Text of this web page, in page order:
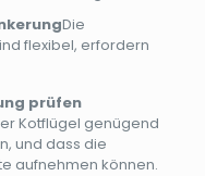
Die
flexibel, erfordern
prüfen
Kotflügel genügend
und dass die
aufnehmen können.